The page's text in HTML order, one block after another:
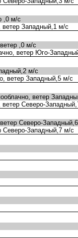
,0 м/с
Западный,1 м/с
,0 м/с
ветер Юго-
м/с
ветер Западный,5 м/с
ветер
Северо-
Северо-
Северо-Западный,7 м/с